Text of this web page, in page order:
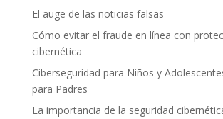
El auge de las noticias falsas
Cómo evitar el fraude en línea con
cibernética
Ciberseguridad para Niños y
para Padres
La importancia de la seguridad